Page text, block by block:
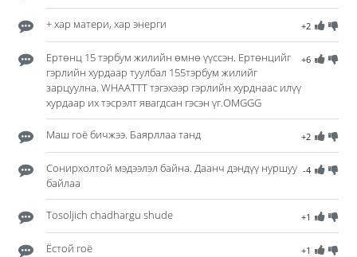
+2
+ хар матери, хар энерги
+6
Ертөнц 15 тэрбум жилийн өмнө үүссэн. Ертөнцийг
гэрлийн хурдаар туулбал 155тэрбум жилийг
зарцуулна. WHAATTT тэгэхээр гэрлийн хурднаас илүү
хурдаар их тэсрэлт явагдсан гэсэн үг.OMGGG
+2
Маш гоё бичжээ. Баярллаа танд
-4
Сонирхолтой мэдээлэл байна. Даанч дэндүү нуршуу
байлаа
+1
Tosoljich chadhargu shude
+1
Ёстой гоё